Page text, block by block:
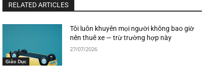
RELATED ARTICLES
Giáo Dục
Tôi luôn khuyên mọi người không bao giờ
nên thuê xe — trừ trường hợp này
27/07/2026